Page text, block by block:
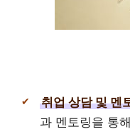
취업 상담 및 멘
과 멘토링을 통